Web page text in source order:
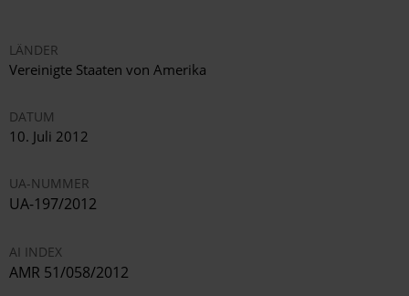
LÄNDER
Vereinigte Staaten von Amerika
DATUM
10. Juli 2012
UA-NUMMER
UA-197/2012
AI INDEX
AMR 51/058/2012